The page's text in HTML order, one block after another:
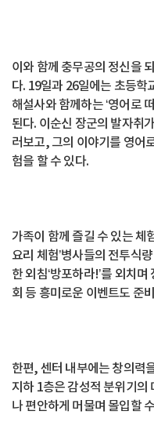
이와 함께 충무공의 정신을
다. 19일과 26일에는 초등학
해설사와 함께하는 ‘영어로
된다. 이순신 장군의 발자취
러보고, 그의 이야기를 영어
험을 할 수 있다.
가족이 함께 즐길 수 있는 체
요리 체험’병사들의 전투식
한 외침‘방포하라!’를 외치
회 등 흥미로운 이벤트도 준
한편, 센터 내부에는 창의력
지하 1층은 감성적 분위기의
나 편안하게 머물며 몰입할